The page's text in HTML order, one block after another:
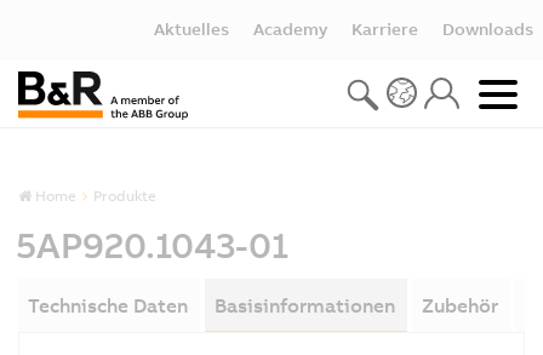
Aktuelles Academy Karriere Downloads
Home Produkte
5AP920.1043-01
Technische Daten Basisinformationen Zubehör